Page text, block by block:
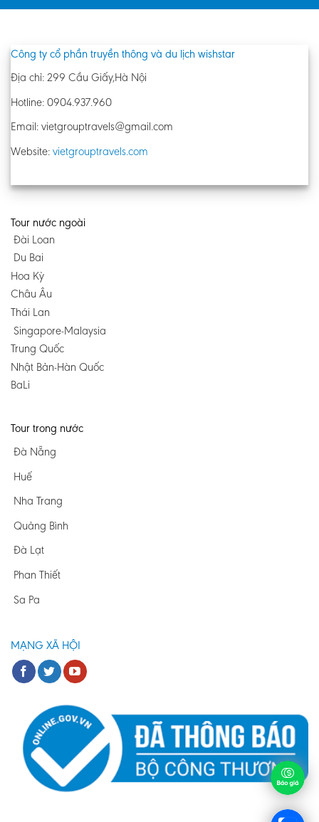
Công ty cổ phần truyền thông và du lịch wishstar
Địa chỉ: 299 Cầu Giấy,Hà Nội
Hotline: 0904.937.960
Email: vietgrouptravels@gmail.com
Website: vietgrouptravels.com
Tour nước ngoài
Đài Loan
Du Bai
Hoa Kỳ
Châu Âu
Thái Lan
Singapore-Malaysia
Trung Quốc
Nhật Bản-Hàn Quốc
BaLi
Tour trong nước
Đà Nẵng
Huế
Nha Trang
Quảng Bình
Đà Lạt
Phan Thiết
Sa Pa
MẠNG XÃ HỘI